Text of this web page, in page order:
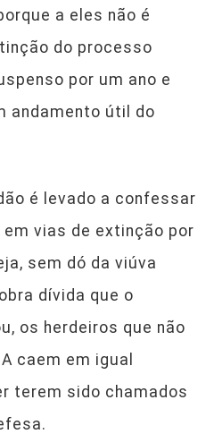
a eles não é
do processo
por um ano e
andamento útil do
é levado a confessar
vias de extinção por
sem dó da viúva
dívida que o
os herdeiros que não
caem em igual
terem sido chamados